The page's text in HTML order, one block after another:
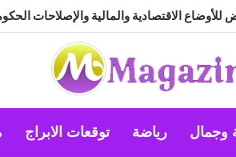
الاقتصادية والمالية والإصلاحات
وجمال رياضة توقعات الابراج